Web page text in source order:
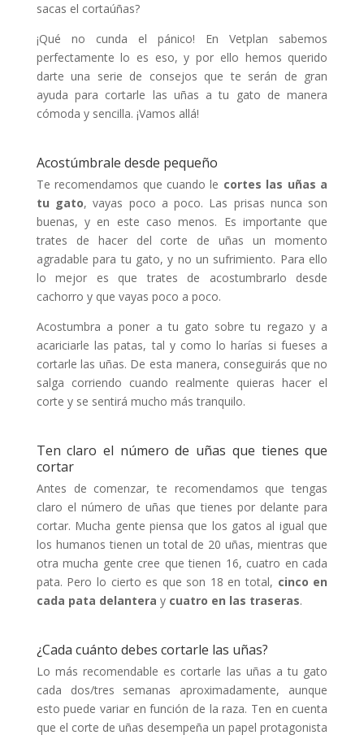
sacas el cortaúñas?
¡Qué no cunda el pánico! En Vetplan sabemos
perfectamente lo es eso, y por ello hemos querido
darte una serie de consejos que te serán de gran
ayuda para cortarle las uñas a tu gato de manera
cómoda y sencilla. ¡Vamos allá!
Acostúmbrale desde pequeño
Te recomendamos que cuando le cortes las uñas a
tu gato, vayas poco a poco. Las prisas nunca son
buenas, y en este caso menos. Es importante que
trates de hacer del corte de uñas un momento
agradable para tu gato, y no un sufrimiento. Para ello
lo mejor es que trates de acostumbrarlo desde
cachorro y que vayas poco a poco.
Acostumbra a poner a tu gato sobre tu regazo y a
acariciarle las patas, tal y como lo harías si fueses a
cortarle las uñas. De esta manera, conseguirás que no
salga corriendo cuando realmente quieras hacer el
corte y se sentirá mucho más tranquilo.
Ten claro el número de uñas que tienes que
cortar
Antes de comenzar, te recomendamos que tengas
claro el número de uñas que tienes por delante para
cortar. Mucha gente piensa que los gatos al igual que
los humanos tienen un total de 20 uñas, mientras que
otra mucha gente cree que tienen 16, cuatro en cada
pata. Pero lo cierto es que son 18 en total, cinco en
cada pata delantera y cuatro en las traseras.
¿Cada cuánto debes cortarle las uñas?
Lo más recomendable es cortarle las uñas a tu gato
cada dos/tres semanas aproximadamente, aunque
esto puede variar en función de la raza. Ten en cuenta
que el corte de uñas desempeña un papel protagonista